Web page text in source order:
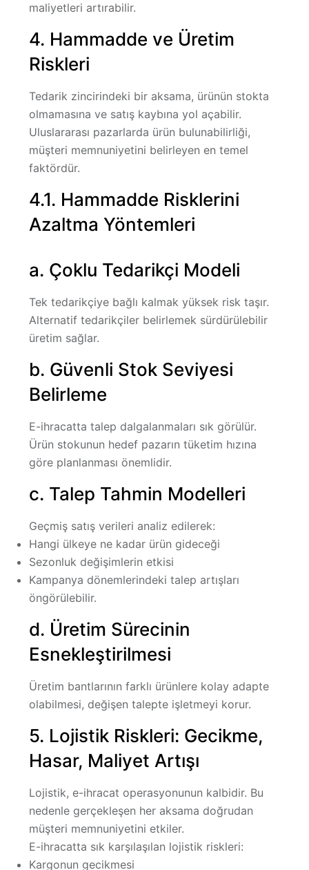
maliyetleri artırabilir.
4. Hammadde ve Üretim
Riskleri
Tedarik zincirindeki bir aksama, ürünün stokta
olmamasına ve satış kaybına yol açabilir.
Uluslararası pazarlarda ürün bulunabilirliği,
müşteri memnuniyetini belirleyen en temel
faktördür.
4.1. Hammadde Risklerini
Azaltma Yöntemleri
a. Çoklu Tedarikçi Modeli
Tek tedarikçiye bağlı kalmak yüksek risk taşır.
Alternatif tedarikçiler belirlemek sürdürülebilir
üretim sağlar.
b. Güvenli Stok Seviyesi
Belirleme
E-ihracatta talep dalgalanmaları sık görülür.
Ürün stokunun hedef pazarın tüketim hızına
göre planlanması önemlidir.
c. Talep Tahmin Modelleri
Geçmiş satış verileri analiz edilerek:
Hangi ülkeye ne kadar ürün gideceği
Sezonluk değişimlerin etkisi
Kampanya dönemlerindeki talep artışları
öngörülebilir.
d. Üretim Sürecinin
Esnekleştirilmesi
Üretim bantlarının farklı ürünlere kolay adapte
olabilmesi, değişen talepte işletmeyi korur.
5. Lojistik Riskleri: Gecikme,
Hasar, Maliyet Artışı
Lojistik, e-ihracat operasyonunun kalbidir. Bu
nedenle gerçekleşen her aksama doğrudan
müşteri memnuniyetini etkiler.
E-ihracatta sık karşılaşılan lojistik riskleri:
Kargonun gecikmesi